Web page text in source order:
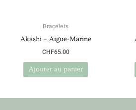
Bracelets
Akashi – Aigue-Marine
CHF65.00
Ajouter au panier